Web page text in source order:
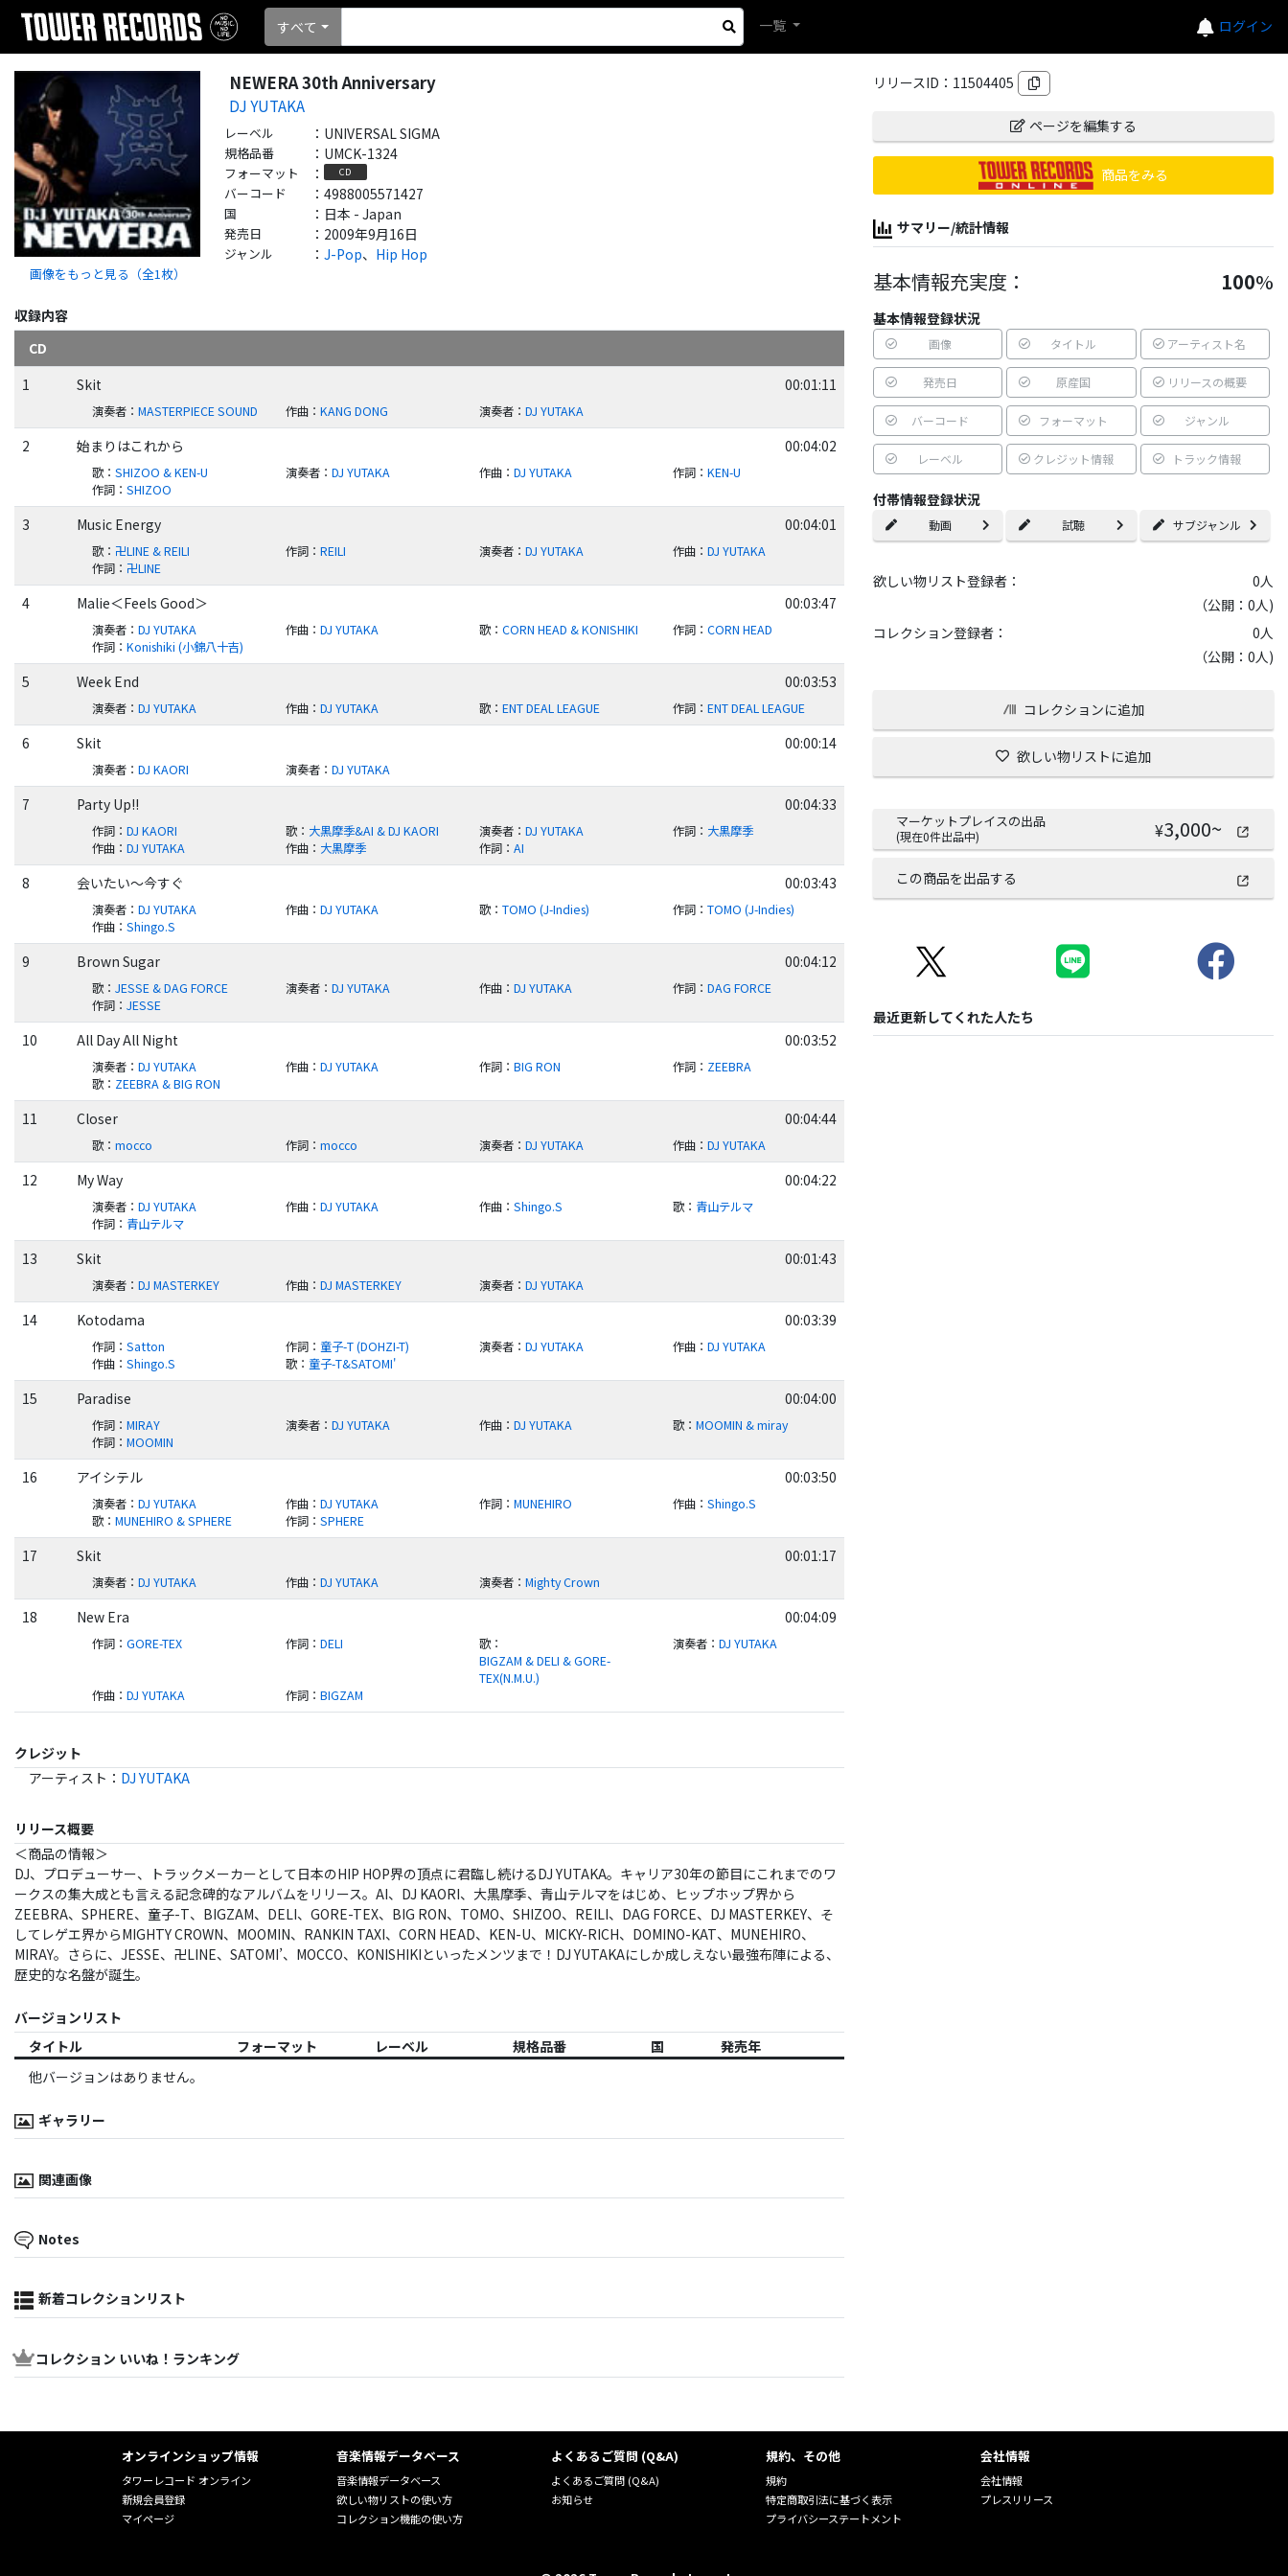
ログイン
すべて 一覧
画像をもっと見る（全1 枚）
NEWERA 30th Anniversary
DJ YUTAKA
レーベル ： UNIVERSAL SIGMA
規格品番 ： UMCK-1324
フォーマット ： CD
バーコード ： 4988005571427
国 ： 日本 - Japan
発売日 ： 2009年9月16日
ジャンル ： J-Pop、 Hip Hop
収録内容
CD
1
Skit 00:01:11
演奏者 ：MASTERPIECE SOUND 作曲 ：KANG DONG 演奏者 ：DJ YUTAKA
2 始まりはこれから 00:04:02
歌 ：SHIZOO & KEN-U 演奏者 ：DJ YUTAKA 作曲 ：DJ YUTAKA 作詞 ：KEN-U
作詞 ：SHIZOO
3 Music Energy 00:04:01
歌 ： 卍LINE & REILI 作詞 ：REILI 演奏者 ：DJ YUTAKA 作曲 ：DJ YUTAKA
作詞 ： 卍LINE
4 Malie＜Feels Good＞ 00:03:47
演奏者 ：DJ YUTAKA 作曲 ：DJ YUTAKA 歌 ：CORN HEAD & KONISHIKI 作詞 ：CORN HEAD
作詞 ：Konishiki (小錦八十吉)
5 Week End 00:03:53
演奏者 ：DJ YUTAKA 作曲 ：DJ YUTAKA 歌 ：ENT DEAL LEAGUE 作詞 ：ENT DEAL LEAGUE
6 Skit 00:00:14
演奏者 ：DJ KAORI 演奏者 ：DJ YUTAKA
7 Party Up!! 00:04:33
作詞 ：DJ KAORI 歌 ： 大黒摩季&AI & DJ KAORI 演奏者 ：DJ YUTAKA 作詞 ： 大黒摩季
作曲 ：DJ YUTAKA 作曲 ： 大黒摩季 作詞 ：AI
8 会いたい～今すぐ 00:03:43
演奏者 ：DJ YUTAKA 作曲 ：DJ YUTAKA 歌 ：TOMO (J-Indies) 作詞 ：TOMO (J-Indies)
作曲 ：Shingo.S
9 Brown Sugar 00:04:12
歌 ：JESSE & DAG FORCE 演奏者 ：DJ YUTAKA 作曲 ：DJ YUTAKA 作詞 ：DAG FORCE
作詞 ：JESSE
10 All Day All Night 00:03:52
演奏者 ：DJ YUTAKA 作曲 ：DJ YUTAKA 作詞 ：BIG RON 作詞 ： ZEEBRA
歌 ： ZEEBRA & BIG RON
11 Closer 00:04:44
歌 ：mocco 作詞 ：mocco 演奏者 ：DJ YUTAKA 作曲 ：DJ YUTAKA
12 My Way 00:04:22
演奏者 ：DJ YUTAKA 作曲 ：DJ YUTAKA 作曲 ：Shingo.S 歌 ： 青山テルマ
作詞 ： 青山テルマ
13 Skit 00:01:43
演奏者 ：DJ MASTERKEY 作曲 ：DJ MASTERKEY 演奏者 ：DJ YUTAKA
14 Kotodama 00:03:39
作詞 ：Satton 作詞 ： 童子-T (DOHZI-T) 演奏者 ：DJ YUTAKA 作曲 ：DJ YUTAKA
作曲 ：Shingo.S 歌 ： 童子-T&SATOMI'
15 Paradise 00:04:00
作詞 ：MIRAY 演奏者 ：DJ YUTAKA 作曲 ：DJ YUTAKA 歌 ：MOOMIN & miray
作詞 ：MOOMIN
16 アイシテル 00:03:50
演奏者 ：DJ YUTAKA 作曲 ：DJ YUTAKA 作詞 ：MUNEHIRO 作曲 ：Shingo.S
歌 ：MUNEHIRO & SPHERE 作詞 ：SPHERE
17 Skit 00:01:17
演奏者 ：DJ YUTAKA 作曲 ：DJ YUTAKA 演奏者 ：Mighty Crown
18 New Era 00:04:09
作詞 ：GORE-TEX 作詞 ：DELI 歌 ：
BIGZAM & DELI & GORE-
TEX(N.M.U.)
演奏者 ：DJ YUTAKA
作曲 ：DJ YUTAKA 作詞 ：BIGZAM
クレジット
アーティスト ： DJ YUTAKA
リリース概要
＜商品の情報＞
DJ、プロデューサー、トラックメーカーとして日本のHIP HOP界の頂点に君臨し続けるDJ YUTAKA。キャリア30年の節目にこれまでのワ
ークスの集大成とも言える記念碑的なアルバムをリリース。AI、DJ KAORI、大黒摩季、青山テルマをはじめ、ヒップホップ界から
ZEEBRA、SPHERE、童子-T、BIGZAM、DELI、GORE-TEX、BIG RON、TOMO、SHIZOO、REILI、DAG FORCE、DJ MASTERKEY、そ
してレゲエ界からMIGHTY CROWN、MOOMIN、RANKIN TAXI、CORN HEAD、KEN-U、MICKY-RICH、DOMINO-KAT、MUNEHIRO、
MIRAY。さらに、JESSE、卍LINE、SATOMI’、MOCCO、KONISHIKIといったメンツまで！DJ YUTAKAにしか成しえない最強布陣による、
歴史的な名盤が誕生。
バージョンリスト
タイトル
フォーマット レーベル 規格品番 国
発売年
他バージョンはありません。
ギャラリー
関連画像
Notes
新着コレクションリスト
コレクション いいね！ランキング
リリースID： 11504405
ページを編集する
商品をみる
サマリー/統計情報
基本情報充実度： 100%
基本情報登録状況
画像 タイトル アーティスト名
発売日 原産国 リリースの概要
バーコード フォーマット ジャンル
レーベル クレジット情報 トラック情報
付帯情報登録状況
動画 試聴 サブジャンル
欲しい物リスト登録者： 0人
（公開：0人)
コレクション登録者：
0人
（公開：0人)
コレクションに追加
欲しい物リストに追加
マーケットプレイスの出品
(現在0件出品中) ¥3,000~
この商品を出品する
最近更新してくれた人たち
オンラインショップ情報
タワーレコード オンライン
新規会員登録
マイページ
音楽情報データベース
音楽情報データベース
欲しい物リストの使い方
コレクション機能の使い方
よくあるご質問 (Q&A)
よくあるご質問 (Q&A)
お知らせ
規約、その他
規約
特定商取引法に基づく表示
プライバシーステートメント
会社情報
会社情報
プレスリリース